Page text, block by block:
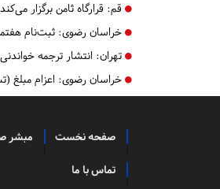
قم: قرارگاه ثامن برگزار می‌کند
خراسان رضوی: ثبت‌نام
تهران: انتشار ترجمه
خراسان رضوی: اعزام مبلغ
صفحه نخست مبشر
تماس با ما